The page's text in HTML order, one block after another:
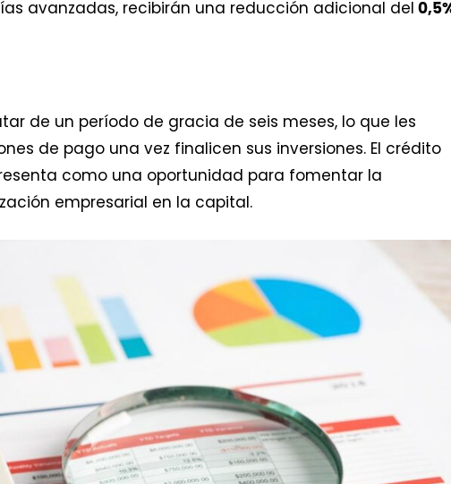
avanzadas, recibirán una reducción adicional del
de un período de gracia de seis meses, lo que les
de pago una vez finalicen sus inversiones. El crédito
como una oportunidad para fomentar la
empresarial en la capital.